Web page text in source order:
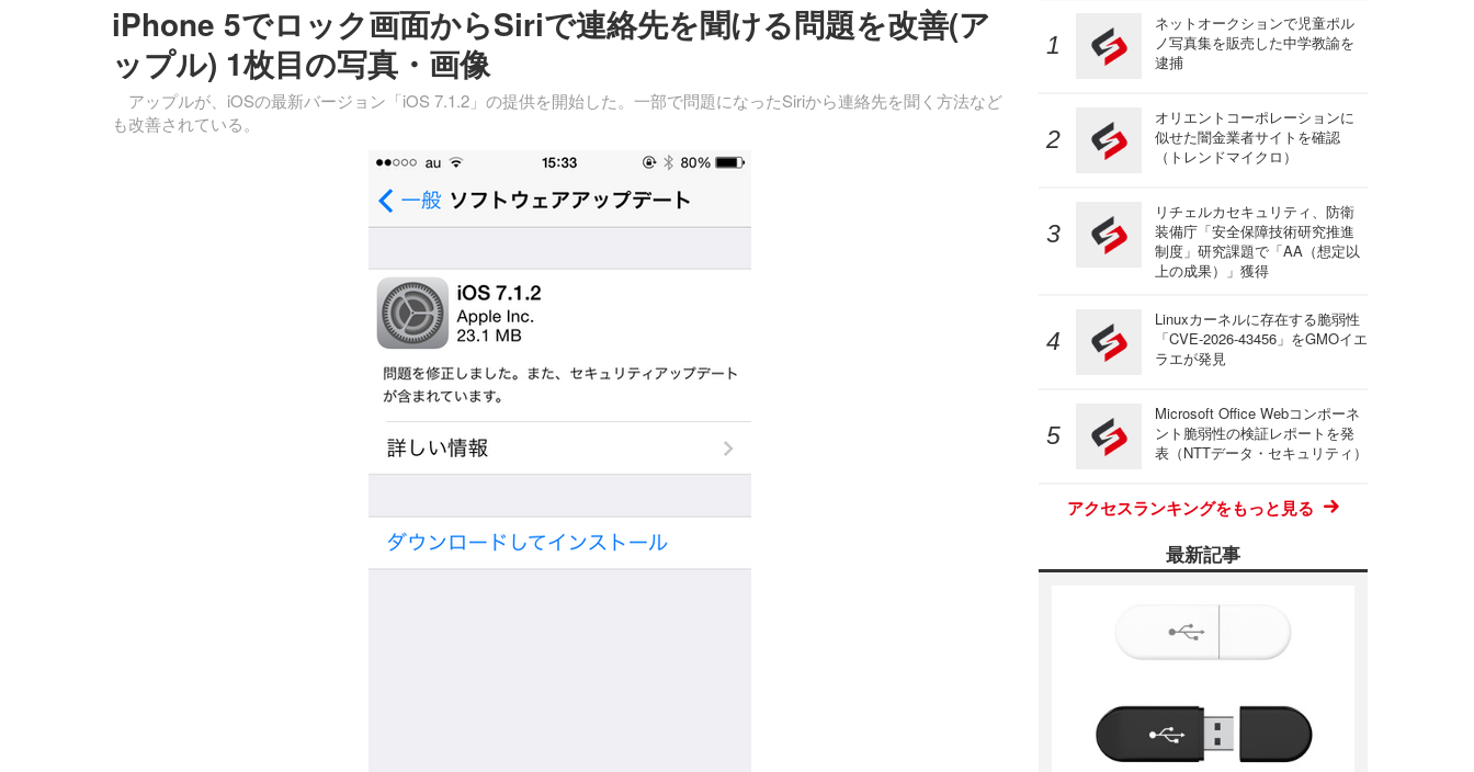
iPhone 5でロック画面からSiriで連絡先を聞ける問題を改善(ア
ップル) 1枚目の写真・画像
アップルが、iOSの最新バージョン「iOS 7.1.2」の提供を開始した。一部で問題になったSiriから連絡先を聞く方法など
も改善されている。
ネットオークションで児童ポル
ノ写真集を販売した中学教諭を
逮捕
オリエントコーポレーションに
似せた闇金業者サイトを確認
（トレンドマイクロ）
リチェルカセキュリティ、防衛
装備庁「安全保障技術研究推進
制度」研究課題で「AA（想定以
上の成果）」獲得
Linuxカーネルに存在する脆弱性
「CVE-2026-43456」をGMOイエ
ラエが発見
Microsoft Office Webコンポーネ
ント脆弱性の検証レポートを発
表（NTTデータ・セキュリティ）
アクセスランキングをもっと見る
最新記事